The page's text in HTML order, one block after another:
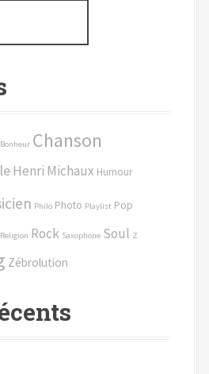
Bonheur Chanson
Henri Michaux Humour
Philo Photo Playlist Pop
Religion Rock Saxophone Soul Z
Zébrolution